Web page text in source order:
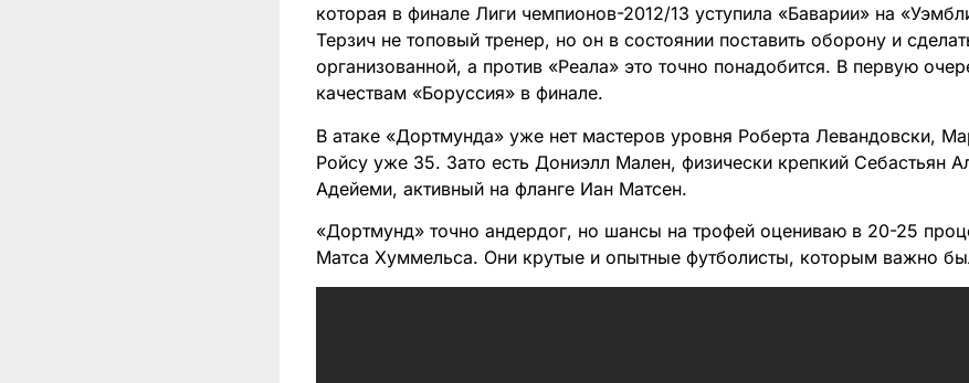
которая в финале Лиги чемпионов-2012/13 уступила «Баварии» на
Терзич не топовый тренер, но он в состоянии поставить оборону и
организованной, а против «Реала» это точно понадобится. В первую
качествам «Боруссия» в финале.
В атаке «Дортмунда» уже нет мастеров уровня Роберта Левандовски,
Ройсу уже 35. Зато есть Дониэлл Мален, физически крепкий Себастьян
Адейеми, активный на фланге Иан Матсен.
«Дортмунд» точно андердог, но шансы на трофей оцениваю в 20-25
Матса Хуммельса. Они крутые и опытные футболисты, которым важно